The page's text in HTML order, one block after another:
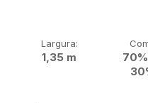
Largura:
1,35 m